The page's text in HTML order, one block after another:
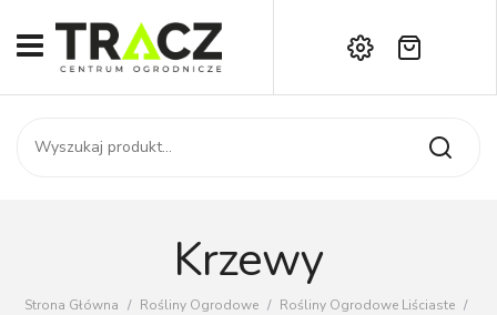
START
SKLEP
Kontakt
Brak produktów w koszyku.
Krzewy
Strona Główna / Rośliny Ogrodowe / Rośliny Ogrodowe Liściaste /